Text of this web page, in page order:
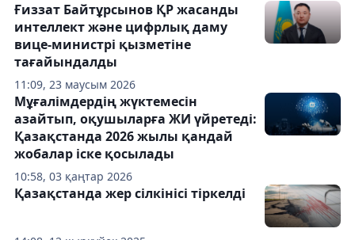
11:09, 23 маусым 2026
Ғиззат Байтұрсынов ҚР жасанды
интеллект және цифрлық даму
вице-министрі қызметіне
тағайындалды
10:58, 03 қаңтар 2026
Мұғалімдердің жүктемесін
азайтып, оқушыларға ЖИ үйретеді:
Қазақстанда 2026 жылы қандай
жобалар іске қосылады
Қазақстанда жер сілкінісі тіркелді